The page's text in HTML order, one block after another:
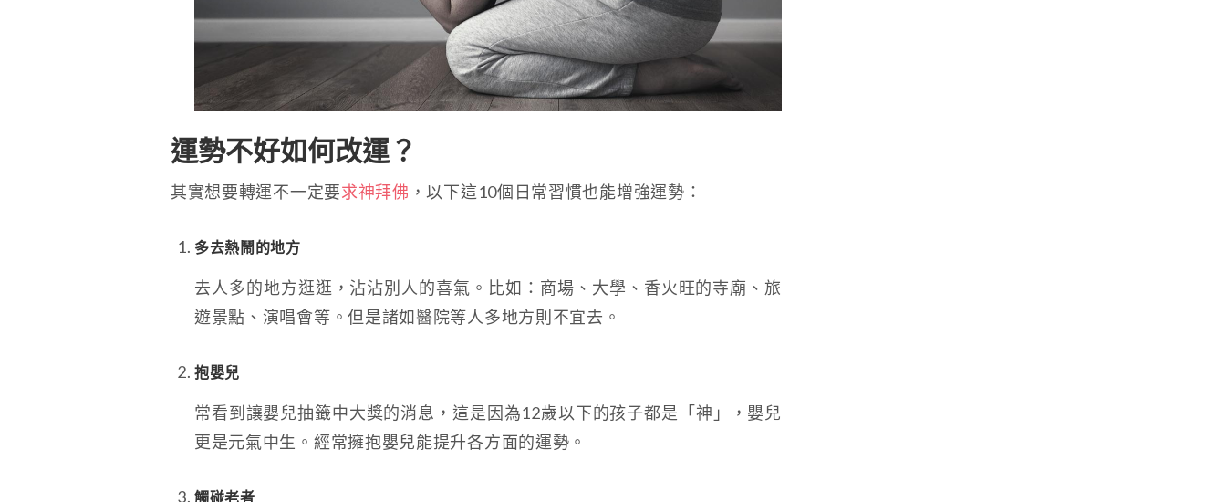
運勢不好如何改運？
其實想要轉運不一定要求神拜佛 ，以下這10個日常習慣也能增強運勢：
多去熱鬧的地方
去人多的地方逛逛，沾沾別人的喜氣。比如：商場、大學、香火旺的寺廟、旅
遊景點、演唱會等。但是諸如醫院等人多地方則不宜去。
抱嬰兒
常看到讓嬰兒抽籤中大獎的消息，這是因為12歲以下的孩子都是「神」，嬰兒
更是元氣中生。經常擁抱嬰兒能提升各方面的運勢。
觸碰老者